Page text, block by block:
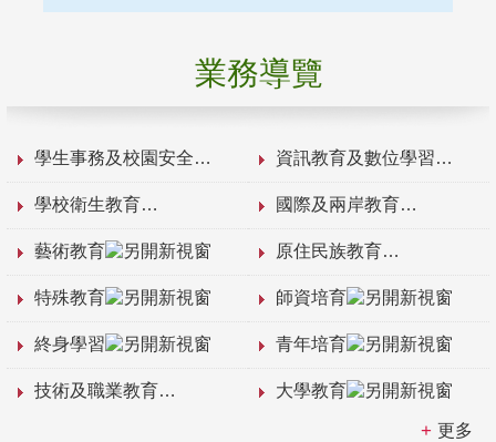
業務導覽
學生事務及校園安全 資訊教育及數位學習
學校衛生教育 國際及兩岸教育
藝術教育 原住民族教育
特殊教育 師資培育
終身學習 青年培育
技術及職業教育 大學教育
更多